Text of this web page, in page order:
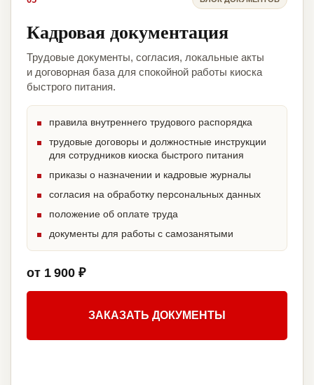
Кадровая документация
Трудовые документы, согласия, локальные акты
и договорная база для спокойной работы киоска
быстрого питания.
правила внутреннего трудового распорядка
трудовые договоры и должностные инструкции
для сотрудников киоска быстрого питания
приказы о назначении и кадровые журналы
согласия на обработку персональных данных
положение об оплате труда
документы для работы с самозанятыми
от 1 900 ₽
ЗАКАЗАТЬ ДОКУМЕНТЫ